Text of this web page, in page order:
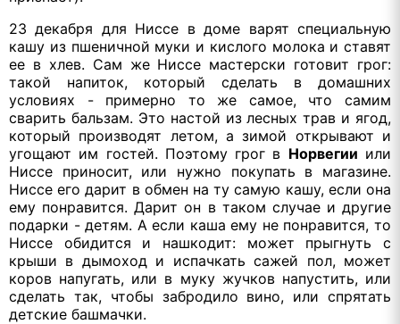
23 декабря для Ниссе в доме варят специальную
кашу из пшеничной муки и кислого молока и ставят
ее в хлев. Сам же Ниссе мастерски готовит грог:
такой напиток, который сделать в домашних
условиях - примерно то же самое, что самим
сварить бальзам. Это настой из лесных трав и ягод,
который производят летом, а зимой открывают и
угощают им гостей. Поэтому грог в Норвегии или
Ниссе приносит, или нужно покупать в магазине.
Ниссе его дарит в обмен на ту самую кашу, если она
ему понравится. Дарит он в таком случае и другие
подарки - детям. А если каша ему не понравится, то
Ниссе обидится и нашкодит: может прыгнуть с
крыши в дымоход и испачкать сажей пол, может
коров напугать, или в муку жучков напустить, или
сделать так, чтобы забродило вино, или спрятать
детские башмачки.